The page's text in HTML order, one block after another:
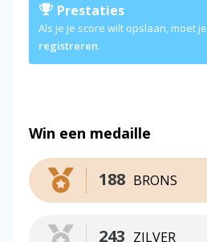
Prestaties
Als je je score wilt opslaan, moet je
registreren.
Win een medaille
BRONS
188
ZILVER
243